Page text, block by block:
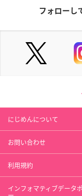
フォローし
にじめんについて
お問い合わせ
利用規約
インフォマティブデータ